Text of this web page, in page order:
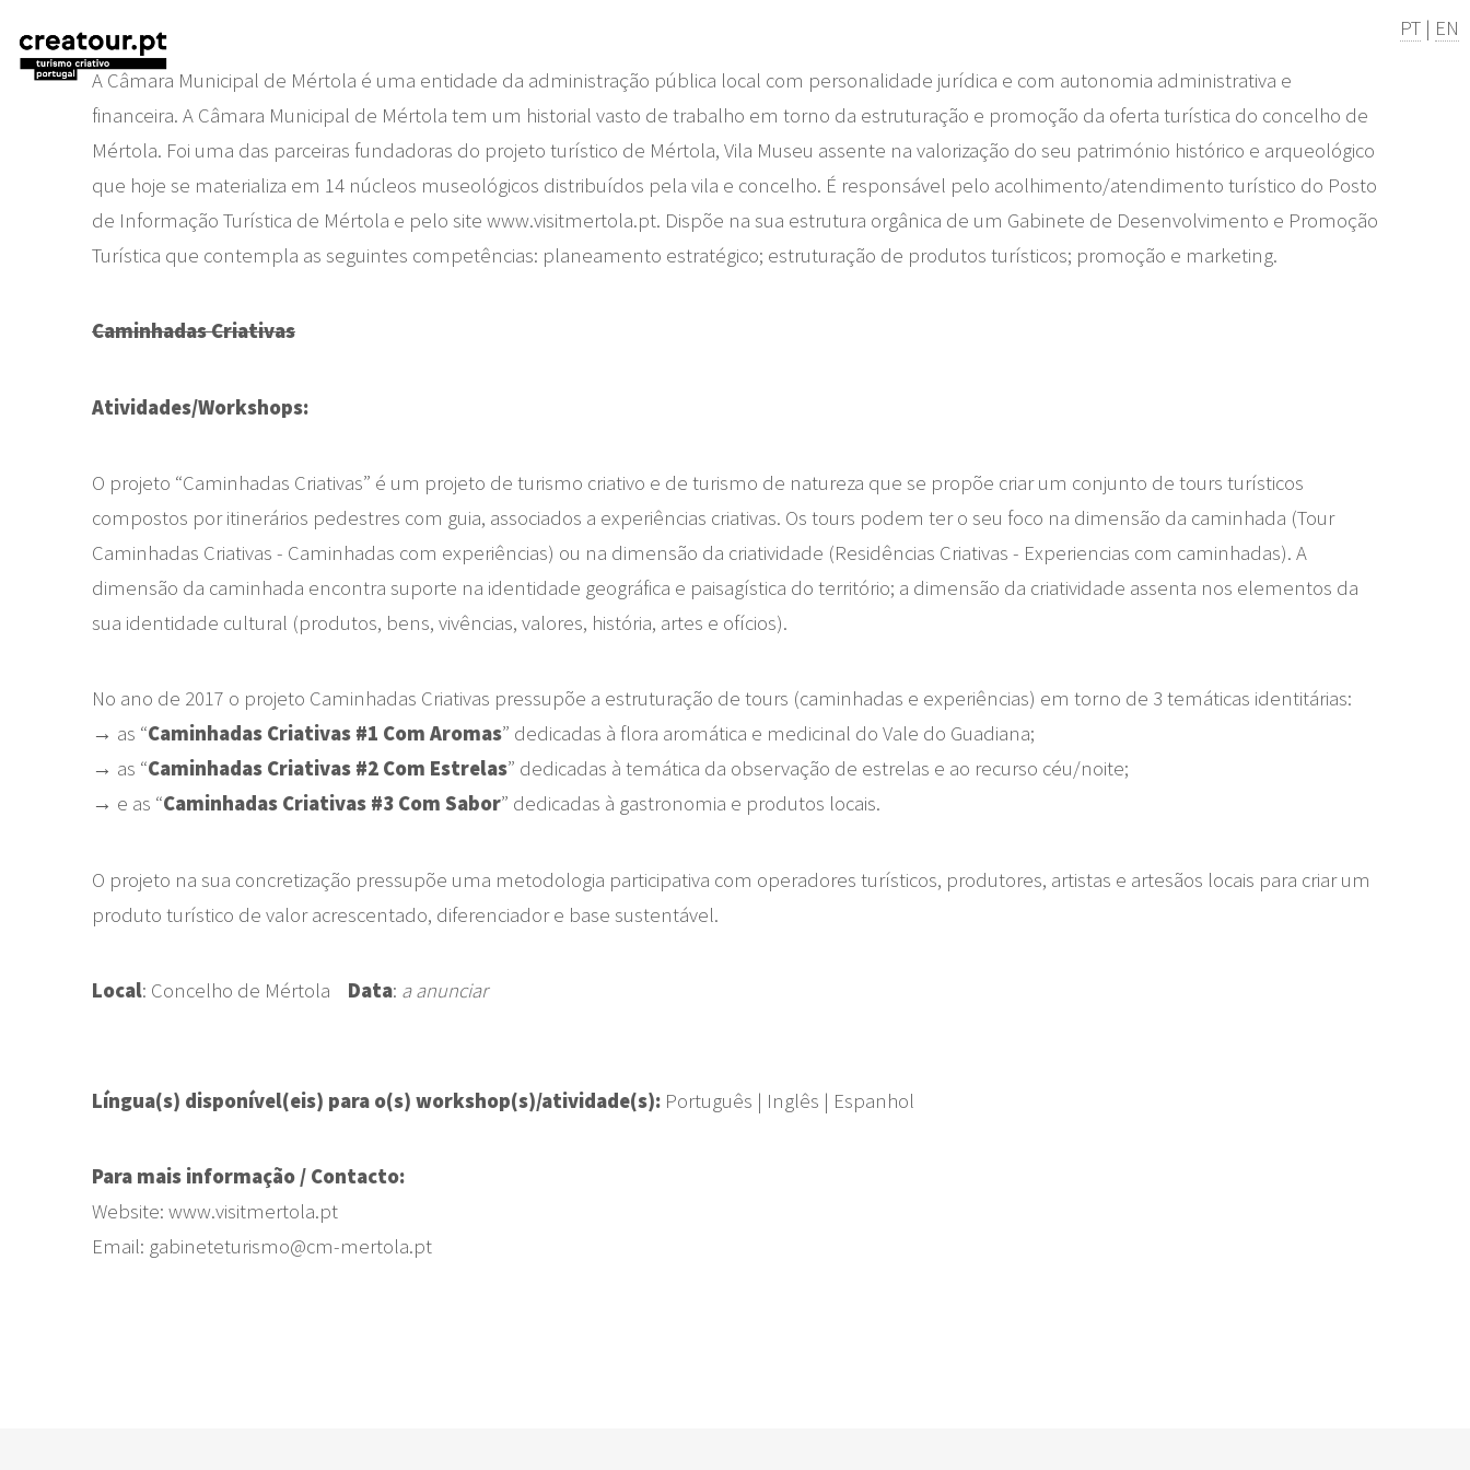
PT | EN
A Câmara Municipal de Mértola é uma entidade da administração pública local com personalidade jurídica e com autonomia administrativa e
financeira. A Câmara Municipal de Mértola tem um historial vasto de trabalho em torno da estruturação e promoção da oferta turística do concelho de
Mértola. Foi uma das parceiras fundadoras do projeto turístico de Mértola, Vila Museu assente na valorização do seu património histórico e arqueológico
que hoje se materializa em 14 núcleos museológicos distribuídos pela vila e concelho. É responsável pelo acolhimento/atendimento turístico do Posto
de Informação Turística de Mértola e pelo site www.visitmertola.pt. Dispõe na sua estrutura orgânica de um Gabinete de Desenvolvimento e Promoção
Turística que contempla as seguintes competências: planeamento estratégico; estruturação de produtos turísticos; promoção e marketing.
Caminhadas Criativas
Atividades/Workshops:
O projeto “Caminhadas Criativas” é um projeto de turismo criativo e de turismo de natureza que se propõe criar um conjunto de tours turísticos
compostos por itinerários pedestres com guia, associados a experiências criativas. Os tours podem ter o seu foco na dimensão da caminhada (Tour
Caminhadas Criativas - Caminhadas com experiências) ou na dimensão da criatividade (Residências Criativas - Experiencias com caminhadas). A
dimensão da caminhada encontra suporte na identidade geográfica e paisagística do território; a dimensão da criatividade assenta nos elementos da
sua identidade cultural (produtos, bens, vivências, valores, história, artes e ofícios).
No ano de 2017 o projeto Caminhadas Criativas pressupõe a estruturação de tours (caminhadas e experiências) em torno de 3 temáticas identitárias:
→ as “Caminhadas Criativas #1 Com Aromas” dedicadas à flora aromática e medicinal do Vale do Guadiana;
→ as “Caminhadas Criativas #2 Com Estrelas” dedicadas à temática da observação de estrelas e ao recurso céu/noite;
→ e as “Caminhadas Criativas #3 Com Sabor” dedicadas à gastronomia e produtos locais.
O projeto na sua concretização pressupõe uma metodologia participativa com operadores turísticos, produtores, artistas e artesãos locais para criar um
produto turístico de valor acrescentado, diferenciador e base sustentável.
Local: Concelho de Mértola Data: a anunciar
Língua(s) disponível(eis) para o(s) workshop(s)/atividade(s):Português | Inglês | Espanhol
Para mais informação / Contacto:
Website: www.visitmertola.pt
Email: gabineteturismo@cm-mertola.pt